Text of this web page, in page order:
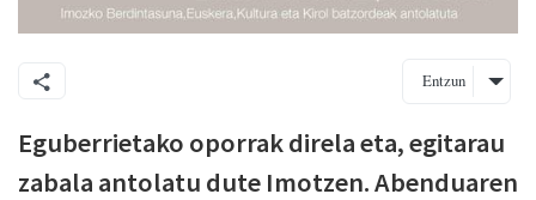
Entzun
Eguberrietako oporrak direla eta, egitarau
zabala antolatu dute Imotzen. Abenduaren